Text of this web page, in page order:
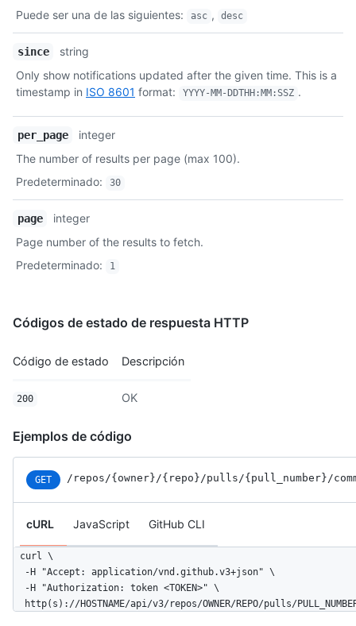
Puede ser una de las siguientes: asc , desc
since
string
Only show notifications updated after the given time. This is a
timestamp in ISO 8601 format: YYYY-MM-DDTHH:MM:SSZ .
per_page
integer
The number of results per page (max 100).
Predeterminado: 30
page
integer
Page number of the results to fetch.
Predeterminado: 1
Códigos de estado de respuesta HTTP
Código de estado Descripción
200 OK
Ejemplos de código
GET /repos/{owner}/{repo}/pulls/{pull_number}/
cURL JavaScript GitHub CLI
curl \
  -H "Accept: application/vnd.github.v3+json" \
  -H "Authorization: token <TOKEN>" \
http(s)://HOSTNAME/api/v3/repos/OWNER/REPO/pulls/